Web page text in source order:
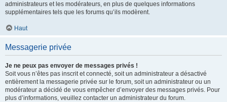
administrateurs et les modérateurs, en plus de quelques informations
supplémentaires tels que les forums qu’ils modèrent.
Haut
Messagerie privée
Je ne peux pas envoyer de messages privés !
Soit vous n’êtes pas inscrit et connecté, soit un administrateur a désactivé
entièrement la messagerie privée sur le forum, soit un administrateur ou un
modérateur a décidé de vous empêcher d’envoyer des messages privés. Pour
plus d’informations, veuillez contacter un administrateur du forum.